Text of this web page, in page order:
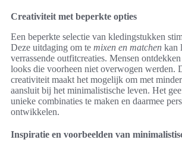
Creativiteit met beperkte opties
Een beperkte selectie van kledingstukken
Deze uitdaging om te mixen en matchen kan
verrassende outfitcreaties. Mensen
looks die voorheen niet overwogen werden.
creativiteit maakt het mogelijk om met
aansluit bij het minimalistische leven. Het
unieke combinaties te maken en daarmee
ontwikkelen.
Inspiratie en voorbeelden van